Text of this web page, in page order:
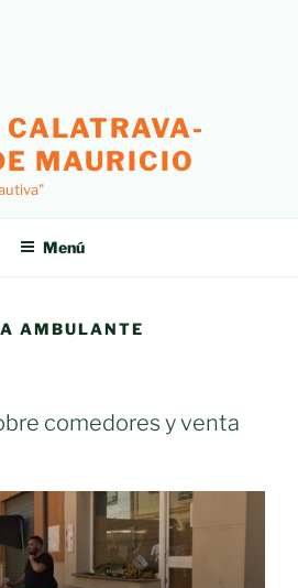
MAURICIO
Menú
AMBULANTE
comedores y venta